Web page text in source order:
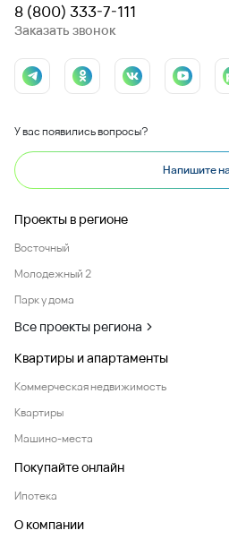
8 (800) 333-7-111
Заказать звонок
У вас появились вопросы?
Напишите
Проекты в регионе
Восточный
Молодежный 2
Парк у дома
Все проекты региона
Квартиры и апартаменты
Коммерческая недвижимость
Квартиры
Машино-места
Покупайте онлайн
Ипотека
О компании